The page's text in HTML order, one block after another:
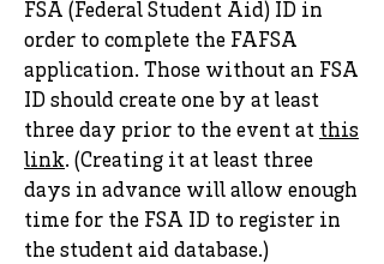
FSA (Federal Student Aid) ID in
order to complete the FAFSA
application. Those without an FSA
ID should create one by at least
three day prior to the event at this
link. (Creating it at least three
days in advance will allow enough
time for the FSA ID to register in
the student aid database.)